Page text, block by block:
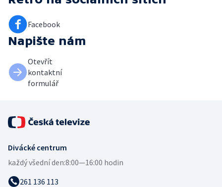
Facebook
Napište nám
Otevřít
kontaktní
formulář
Divácké centrum
každý všední den:8:00—16:00 hodin
261 136 113